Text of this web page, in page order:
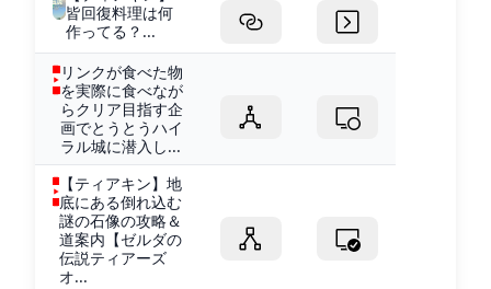
皆回復料理は何
作ってる？...
リンクが食べた物
を実際に食べなが
らクリア目指す企
画でとうとうハイ
ラル城に潜入し...
【ティアキン】地
底にある倒れ込む
謎の石像の攻略＆
道案内【ゼルダの
伝説ティアーズ
オ...